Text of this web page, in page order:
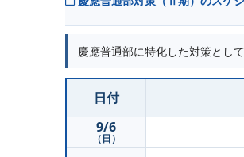
慶應普通部に特化した対策とし
日付
9/6
（日）